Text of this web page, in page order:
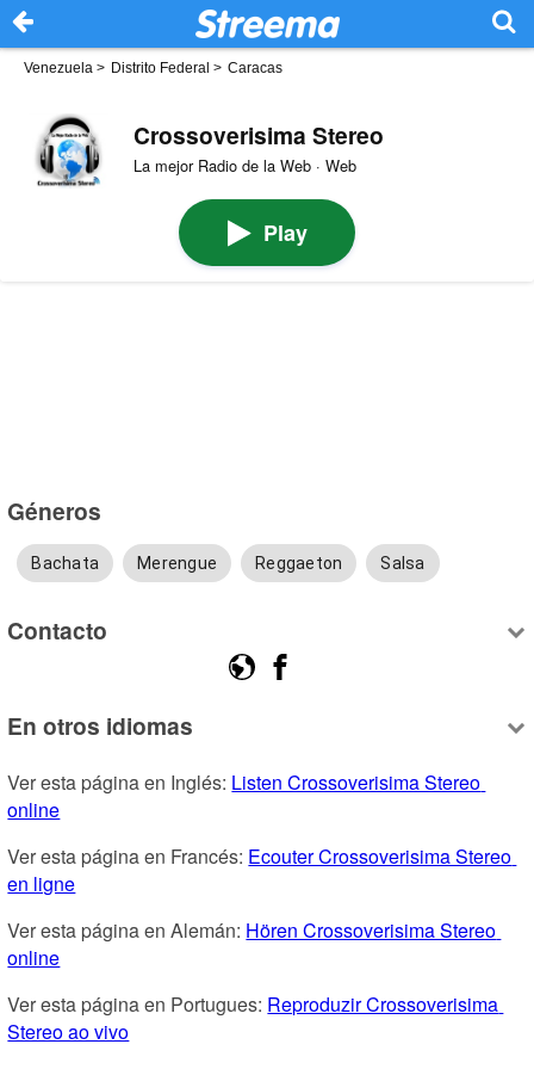
Venezuela > Distrito Federal > Caracas
Crossoverisima Stereo
La mejor Radio de la Web · Web
Play
Géneros
Bachata Merengue Reggaeton Salsa
Contacto
En otros idiomas
Ver esta página en Inglés: Listen Crossoverisima Stereo
online
Ver esta página en Francés: Ecouter Crossoverisima Stereo
en ligne
Ver esta página en Alemán: Hören Crossoverisima Stereo
online
Ver esta página en Portugues: Reproduzir Crossoverisima
Stereo ao vivo